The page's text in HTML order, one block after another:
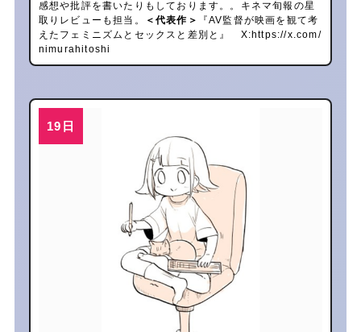
感想や批評を書いたりもしております。。キネマ旬報の星
取りレビューも担当。
＜代表作＞
『AV監督が映画を観て考
えたフェミニズムとセックスと差別と』 X:https://x.com/
nimurahitoshi